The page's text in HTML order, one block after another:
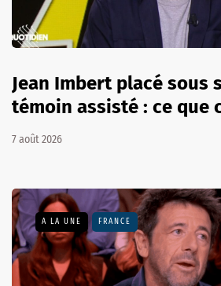
Jean Imbert placé sous
témoin assisté : ce que
7 août 2026
A LA UNE FRANCE